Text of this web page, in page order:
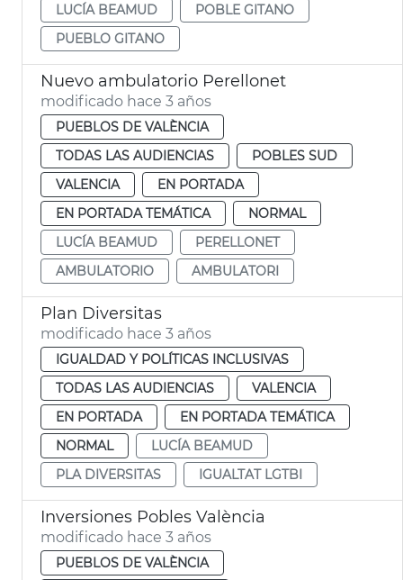
LUCÍA BEAMUD
POBLE GITANO
PUEBLO GITANO
Nuevo ambulatorio Perellonet
modificado hace 3 años
PUEBLOS DE VALÈNCIA
TODAS LAS AUDIENCIAS
POBLES SUD
VALENCIA
EN PORTADA
EN PORTADA TEMÁTICA
NORMAL
LUCÍA BEAMUD
PERELLONET
AMBULATORIO
AMBULATORI
Plan Diversitas
modificado hace 3 años
IGUALDAD Y POLÍTICAS INCLUSIVAS
TODAS LAS AUDIENCIAS
VALENCIA
EN PORTADA
EN PORTADA TEMÁTICA
NORMAL
LUCÍA BEAMUD
PLA DIVERSITAS
IGUALTAT LGTBI
Inversiones Pobles València
modificado hace 3 años
PUEBLOS DE VALÈNCIA